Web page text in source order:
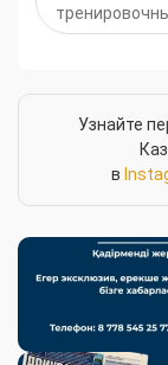
Узнайте
в